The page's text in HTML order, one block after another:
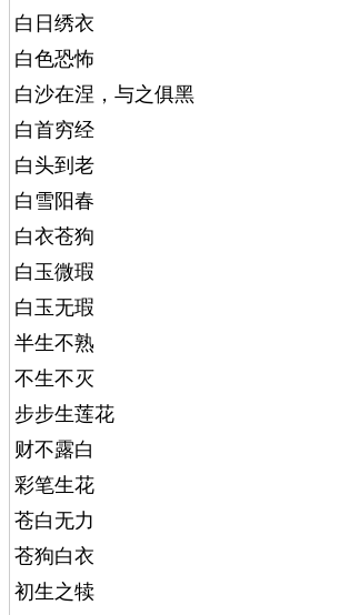
白日绣衣
白色恐怖
白沙在涅，与之俱黑
白首穷经
白头到老
白雪阳春
白衣苍狗
白玉微瑕
白玉无瑕
半生不熟
不生不灭
步步生莲花
财不露白
彩笔生花
苍白无力
苍狗白衣
初生之犊